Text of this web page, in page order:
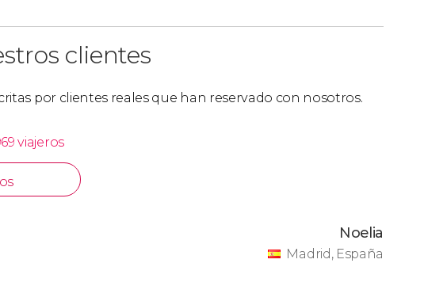
clientes
por clientes reales que han reservado con nosotros.
viajeros
Noelia
Madrid, España